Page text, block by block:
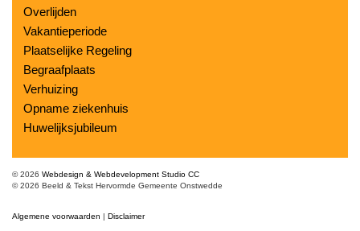
Overlijden
Vakantieperiode
Plaatselijke Regeling
Begraafplaats
Verhuizing
Opname ziekenhuis
Huwelijksjubileum
© 2026 Webdesign & Webdevelopment Studio CC
© 2026 Beeld & Tekst Hervormde Gemeente Onstwedde
Algemene voorwaarden | Disclaimer